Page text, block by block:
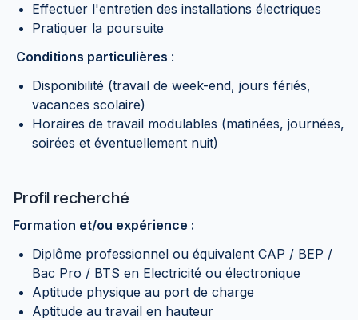
Effectuer l'entretien des installations électriques
Pratiquer la poursuite
Conditions particulières :
Disponibilité (travail de week-end, jours fériés,
vacances scolaire)
Horaires de travail modulables (matinées, journées,
soirées et éventuellement nuit)
Profil recherché
Formation et/ou expérience :
Diplôme professionnel ou équivalent CAP / BEP /
Bac Pro / BTS en Electricité ou électronique
Aptitude physique au port de charge
Aptitude au travail en hauteur